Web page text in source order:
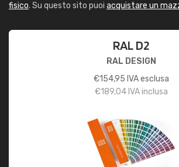
fisico. Su questo sito puoi acquistare un
RAL D2
RAL DESIGN
€154,95 IVA esclusa
€189,04IVA inclusa